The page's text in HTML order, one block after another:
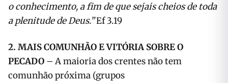
o conhecimento, a fim de que sejais cheios de toda
a plenitude de Deus.”Ef 3.19
2. MAIS COMUNHÃO E VITÓRIA SOBRE O
PECADO – A maioria dos crentes não tem
comunhão próxima (grupos